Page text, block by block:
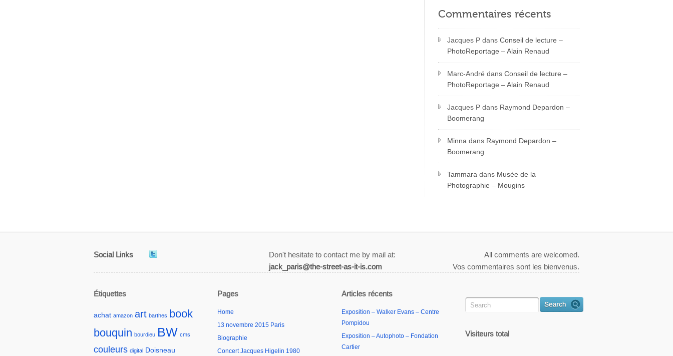
Commentaires récents
Jacques Pdans Conseil de lecture –
PhotoReportage – Alain Renaud
Marc-André dans Conseil de lecture –
PhotoReportage – Alain Renaud
Jacques Pdans Raymond Depardon –
Boomerang
Minna dans Raymond Depardon –
Boomerang
Tammara dans Musée de la
Photographie – Mougins
Social Links
Don't hesitate to contact me by mail at:
jack_paris@the-street-as-it-is.com
All comments are welcomed.
Vos commentaires sont les bienvenus.
Étiquettes
achat amazon art barthes book
bouquin bourdieu BW cms
couleurs digital Doisneau
Pages
Home
13 novembre 2015 Paris
Biographie
Concert Jacques Higelin 1980
Articles récents
Exposition – Walker Evans – Centre
Pompidou
Exposition – Autophoto – Fondation
Cartier
Visiteurs total